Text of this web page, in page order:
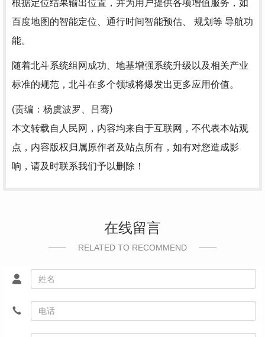
根据定位结果输出位置，并为用户提供各项增值服务，如
百度地图的智能定位、通行时间智能预估、 规划等 导航功
能。
随着北斗系统组网成功、地基增强系统升级以及相关产业
标准的规范，北斗在多个领域将爆发出更多应用价值。
(责编：杨虞波罗、吕骞)
本文转载自人民网，内容均来自于互联网，不代表本站观
点，内容版权归属原作者及站点所有，如有对您造成影
响，请及时联系我们予以删除！
在线留言
RELATED TO RECOMMEND